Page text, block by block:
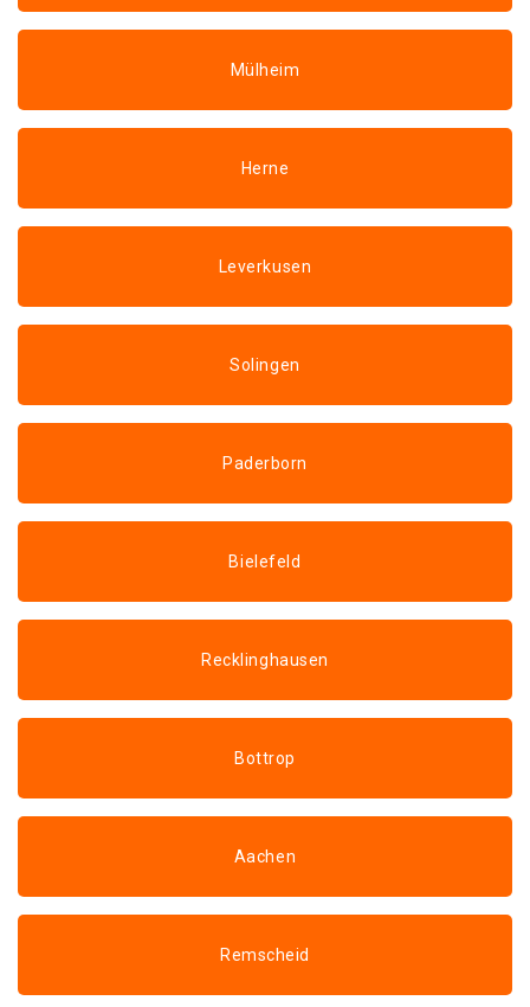
Mülheim
Herne
Leverkusen
Solingen
Paderborn
Bielefeld
Recklinghausen
Bottrop
Aachen
Remscheid